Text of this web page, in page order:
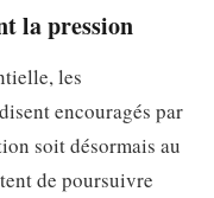
la pression
les
encouragés par
soit désormais au
de poursuivre